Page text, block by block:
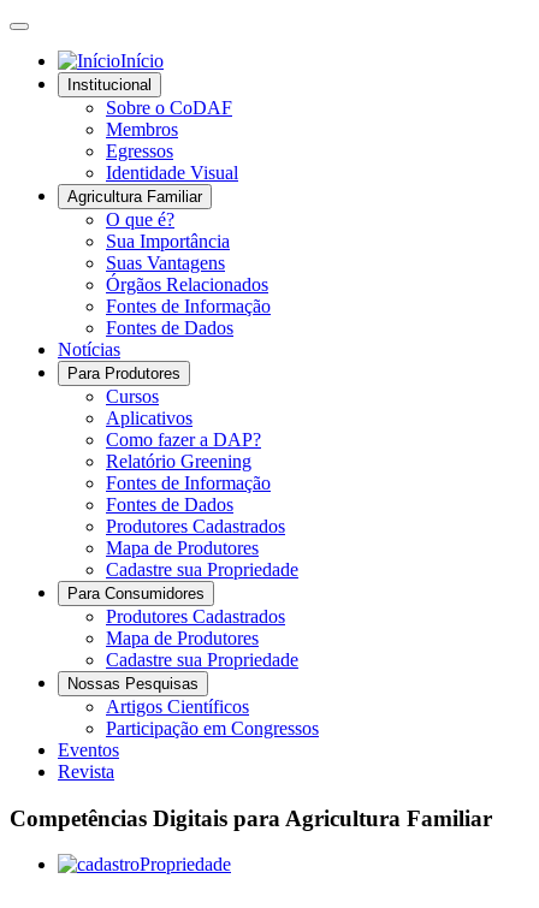
Início
Institucional
Sobre o CoDAF
Membros
Egressos
Identidade Visual
Agricultura Familiar
O que é?
Sua Importância
Suas Vantagens
Órgãos Relacionados
Fontes de Informação
Fontes de Dados
Notícias
Para Produtores
Cursos
Aplicativos
Como fazer a DAP?
Relatório Greening
Fontes de Informação
Fontes de Dados
Produtores Cadastrados
Mapa de Produtores
Cadastre sua Propriedade
Para Consumidores
Produtores Cadastrados
Mapa de Produtores
Cadastre sua Propriedade
Nossas Pesquisas
Artigos Científicos
Participação em Congressos
Eventos
Revista
Competências Digitais para Agricultura Familiar